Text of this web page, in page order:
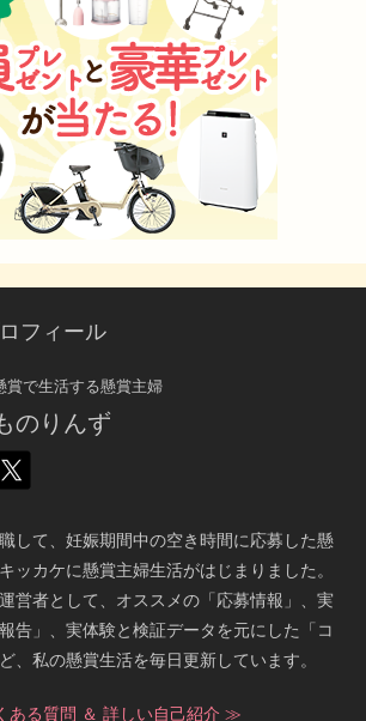
フィール
賞で生活する懸賞主婦
のりんず
して、妊娠期間中の空き時間に応募した懸
ッカケに懸賞主婦生活がはじまりました。
営者として、オススメの「応募情報」、実
告」、実体験と検証データを元にした「コ
、私の懸賞生活を毎日更新しています。
ある質問 ＆ 詳しい自己紹介 ≫